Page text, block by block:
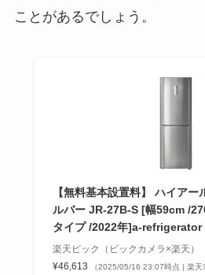
ことがあるでしょう。
【無料基本設置料】 ハイア
ルバー JR-27B-S [幅59cm /
タイプ /2022年]a-refrigerator
楽天ビック（ビックカメラ×楽天）
¥46,613
（2025/05/16 23:07時点 | 楽天